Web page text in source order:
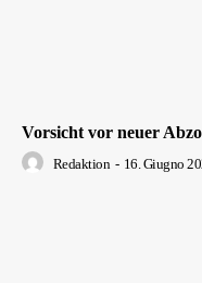
Vorsicht vor neuer
Redaktion - 16. Giugno